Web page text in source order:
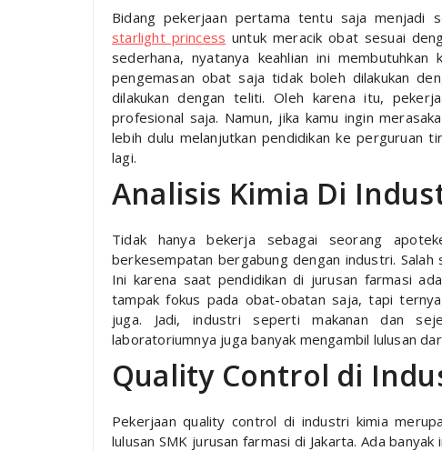
Bidang pekerjaan pertama tentu saja menjadi
starlight princess untuk meracik obat sesuai
sederhana, nyatanya keahlian ini
pengemasan obat saja tidak boleh dilakukan
dilakukan dengan teliti. Oleh karena itu,
profesional saja. Namun, jika kamu ingin
lebih dulu melanjutkan pendidikan ke perguruan
lagi.
Analisis Kimia Di
Tidak hanya bekerja sebagai seorang
berkesempatan bergabung dengan industri.
Ini karena saat pendidikan di jurusan farmasi
tampak fokus pada obat-obatan saja, tapi
juga. Jadi, industri seperti makanan dan
laboratoriumnya juga banyak mengambil lulusan
Quality Control di
Pekerjaan quality control di industri kimia
lulusan SMK jurusan farmasi di Jakarta. Ada